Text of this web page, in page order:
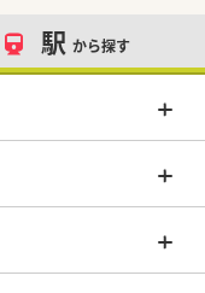
駅 から探す